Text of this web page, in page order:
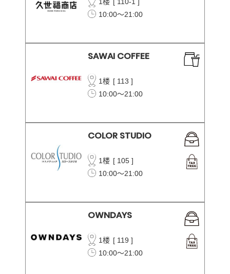
10:00～21:00
SAWAI COFFEE
1楼 [113 ]
10:00～21:00
COLOR STUDIO
1楼 [105 ]
10:00～21:00
OWNDAYS
1楼 [119 ]
10:00～21:00